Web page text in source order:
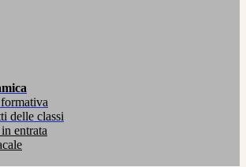
delle classi
entrata